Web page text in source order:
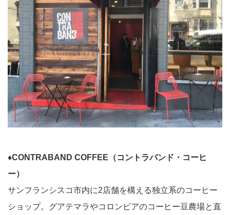
♦︎CONTRABAND COFFEE（コントラバンド・コーヒ
ー）
サンフランシスコ市内に2店舗を構える独立系のコーヒー
ショップ。グアテマラやコロンビアのコーヒー豆農場と直